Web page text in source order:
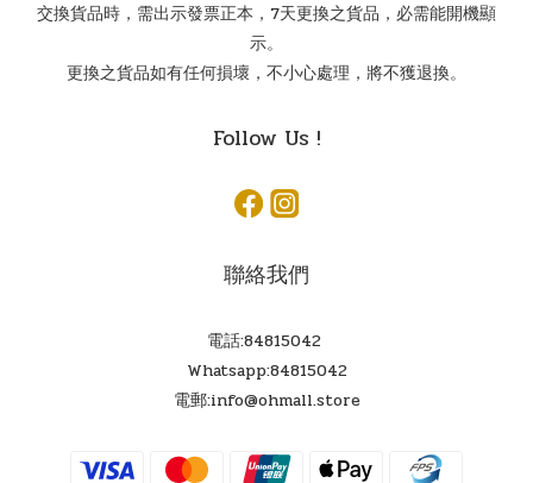
交換貨品時，需出示發票正本，7天更換之貨品，必需能開機顯
示。
更換之貨品如有任何損壞，不小心處理，將不獲退換。
Follow Us !
聯絡我們
電話:84815042
Whatsapp:84815042
電郵:info@ohmall.store